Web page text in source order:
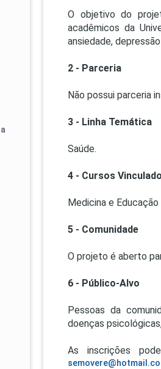
O objetivo do
acadêmicos da
ansiedade,
2 - Parceria
Não possui parceria
3 - Linha Temática
Saúde.
4 - Cursos
Medicina e Educação
5 - Comunidade
O projeto é aberto
6 - Público-Alvo
Pessoas da
doenças
As inscrições